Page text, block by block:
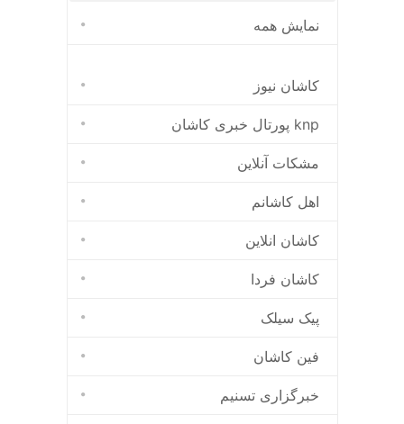
نمایش همه
کاشان نیوز
پورتال خبری كاشان knp
مشکات آنلاین
اهل کاشانم
کاشان انلاین
کاشان فردا
پیک سیلک
فین کاشان
خبرگزاری تسنیم